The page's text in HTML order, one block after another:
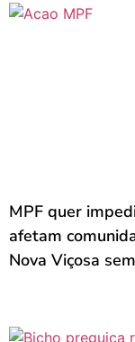
MPF quer
afetam
Nova Viçosa